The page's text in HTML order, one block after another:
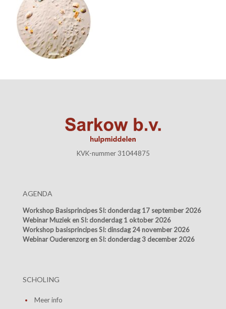
KVK-nummer 31044875
AGENDA
Workshop Basisprincipes SI: donderdag 17 september 2026
Webinar Muziek en SI: donderdag 1 oktober 2026
Workshop basisprincipes SI: dinsdag 24 november 2026
Webinar Ouderenzorg en SI: donderdag 3 december 2026
SCHOLING
Meer info